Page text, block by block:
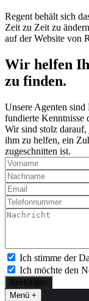
Regent behält sich
Zeit zu Zeit zu
auf der Website von
Wir helfen
zu finden.
Unsere Agenten
fundierte Kenntnisse
Wir sind stolz
ihm zu helfen, ein
zugeschnitten ist.
Ich stimme der
Ich möchte den
Bestätigen
Menü +